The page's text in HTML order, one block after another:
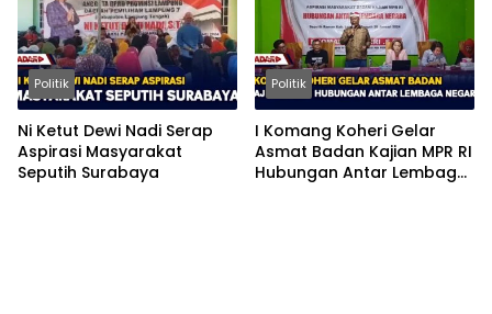
Politik
Ni Ketut Dewi Nadi Serap
Aspirasi Masyarakat
Seputih Surabaya
Politik
I Komang Koheri Gelar
Asmat Badan Kajian MPR RI
Hubungan Antar Lembaga